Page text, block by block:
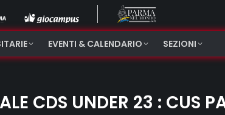
EVENTI & CALENDARIO SEZIONI
CDS UNDER 23 : CUS